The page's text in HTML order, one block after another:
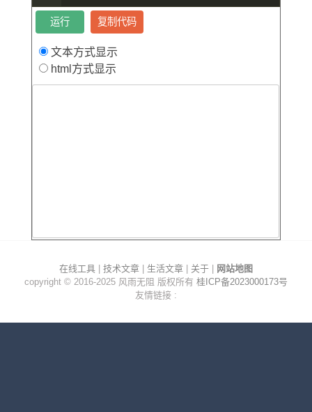
php文章
mysql文章
liunx文章
运行 复制代码
文本方式显示
html方式显示
在线工具 技术文章 生活文章 关于
网站地图
copyright © 2016-2025 风雨无阻 版权所有 桂ICP备2023000173号
友情链接 :